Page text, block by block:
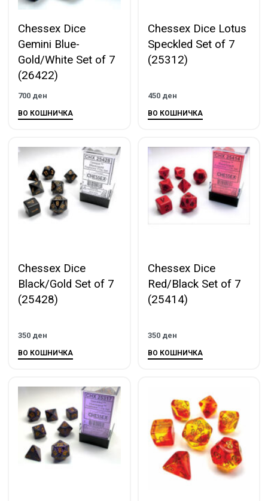
Chessex Dice
Gemini Blue-
Gold/White Set of 7
(26422)
700 ден
ВО КОШНИЧКА
Chessex Dice Lotus
Speckled Set of 7
(25312)
450 ден
ВО КОШНИЧКА
Chessex Dice
Black/Gold Set of 7
(25428)
350 ден
ВО КОШНИЧКА
Chessex Dice
Red/Black Set of 7
(25414)
350 ден
ВО КОШНИЧКА